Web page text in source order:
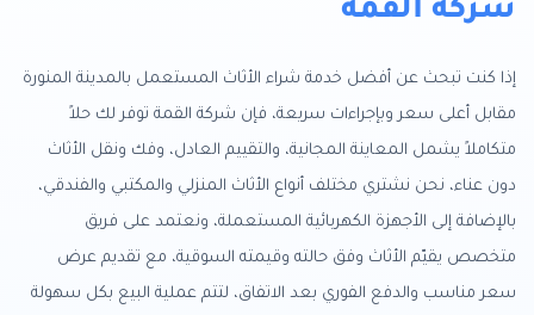
شركة القمة
إذا كنت تبحث عن أفضل خدمة شراء الأثاث المستعمل بالمدينة المنورة
مقابل أعلى سعر وبإجراءات سريعة، فإن شركة القمة توفر لك حلاً
متكاملاً يشمل المعاينة المجانية، والتقييم العادل، وفك ونقل الأثاث
دون عناء، نحن نشتري مختلف أنواع الأثاث المنزلي والمكتبي والفندقي،
بالإضافة إلى الأجهزة الكهربائية المستعملة، ونعتمد على فريق
متخصص يقيّم الأثاث وفق حالته وقيمته السوقية، مع تقديم عرض
سعر مناسب والدفع الفوري بعد الاتفاق، لتتم عملية البيع بكل سهولة